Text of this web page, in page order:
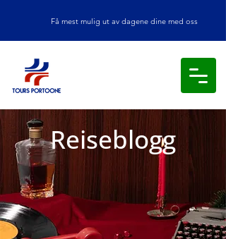
Få mest mulig ut av dagene dine med oss
Reiseblogg